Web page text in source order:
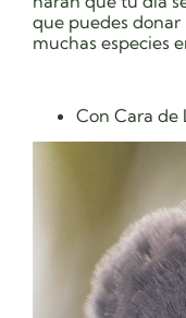
que puedes donar
muchas especies
Con Cara de